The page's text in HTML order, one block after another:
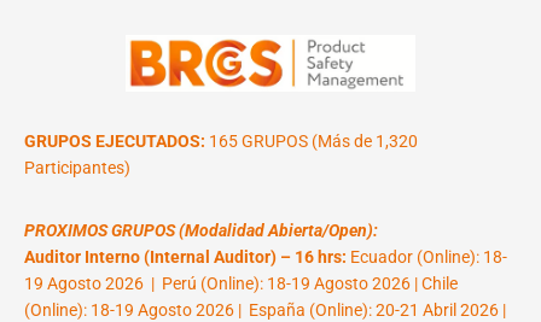
GRUPOS EJECUTADOS: 165 GRUPOS (Más de 1,320
Participantes)
PROXIMOS GRUPOS (Modalidad Abierta/Open):
Auditor Interno (Internal Auditor) – 16 hrs: Ecuador (Online): 18-
19 Agosto 2026 | Perú (Online): 18-19 Agosto 2026 | Chile
(Online): 18-19 Agosto 2026 | España (Online): 20-21 Abril 2026 |